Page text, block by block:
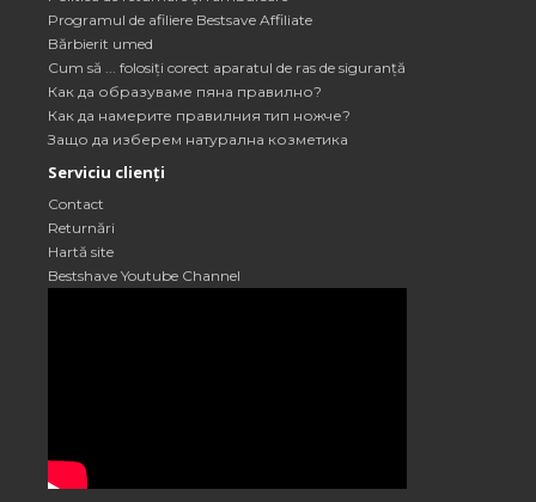
Programul de afiliere Bestsave Affiliate
Bărbierit umed
Cum să ... folosiți corect aparatul de ras de siguranță
Как да образуваме пяна правилно?
Как да намерите правилния тип ножче?
Защо да изберем натурална козметика
Serviciu clienți
Contact
Returnări
Hartă site
Bestshave Youtube Channel